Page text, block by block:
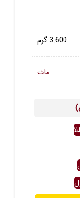
3.600 گرم
مات